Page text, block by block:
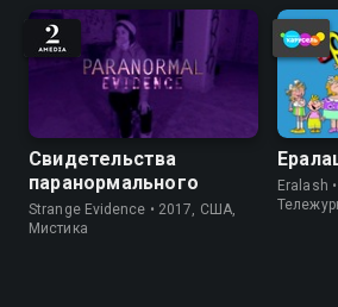
Свидетельства
паранормального
Strange Evidence • 2017, США,
Мистика
Eralash